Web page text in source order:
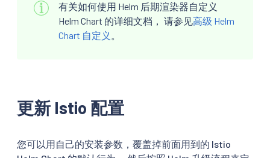
有关如何使用 Helm 后期渲染器自定义
Helm Chart 的详细文档， 请参见高级 Helm
Chart 自定义 。
更新 Istio 配置
您可以用自己的安装参数，覆盖掉前面用到的 Istio